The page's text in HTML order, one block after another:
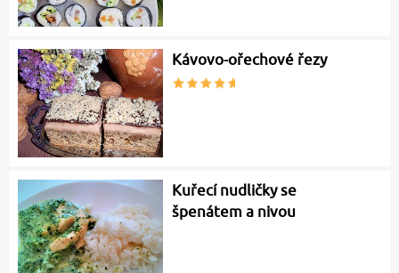
Kávovo-ořechové řezy
Kuřecí nudličky se
špenátem a nivou